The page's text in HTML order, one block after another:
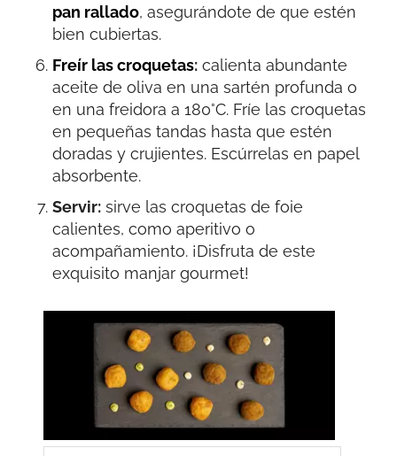
pan rallado, asegurándote de que estén
bien cubiertas.
Freír las croquetas: calienta abundante
aceite de oliva en una sartén profunda o
en una freidora a 180°C. Fríe las croquetas
en pequeñas tandas hasta que estén
doradas y crujientes. Escúrrelas en papel
absorbente.
Servir: sirve las croquetas de foie
calientes, como aperitivo o
acompañamiento. ¡Disfruta de este
exquisito manjar gourmet!